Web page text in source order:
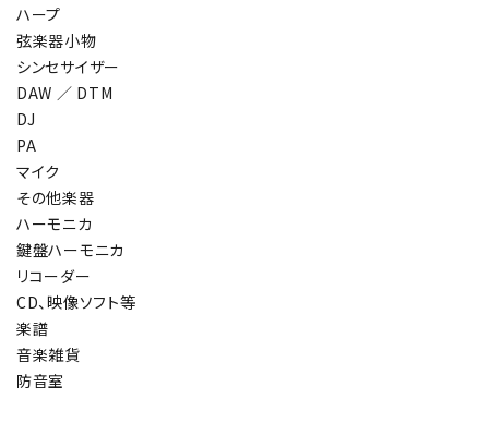
ハープ
弦楽器小物
シンセサイザー
DAW ／ DTM
DJ
PA
マイク
その他楽器
ハーモニカ
鍵盤ハーモニカ
リコーダー
CD、映像ソフト等
楽譜
音楽雑貨
防音室